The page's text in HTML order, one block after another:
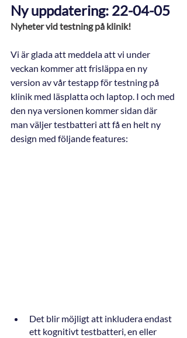
Ny uppdatering: 22-04-05
Nyheter vid testning på klinik!
Vi är glada att meddela att vi under
veckan kommer att frisläppa en ny
version av vår testapp för testning på
klinik med läsplatta och laptop. I och med
den nya versionen kommer sidan där
man väljer testbatteri att få en helt ny
design med följande features:
Det blir möjligt att inkludera endast
ett kognitivt testbatteri, en eller